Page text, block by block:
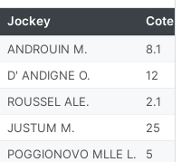
ANDROUIN M.
8.1
D' ANDIGNE O. 12
ROUSSEL ALE. 2.1
JUSTUM M. 25
POGGIONOVO MLLE L. 5
Jockey Cote